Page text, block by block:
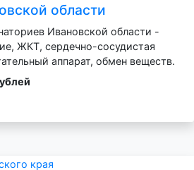
области
Ивановской области -
ЖКТ, сердечно-сосудистая
аппарат, обмен веществ.